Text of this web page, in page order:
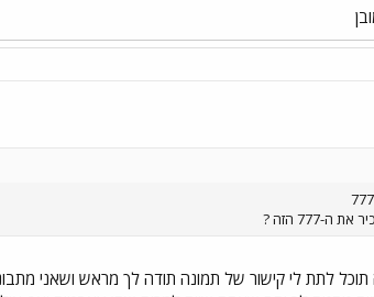
777 הזה ?
לתת לי קישור של תמונה תודה לך מראש ושאני